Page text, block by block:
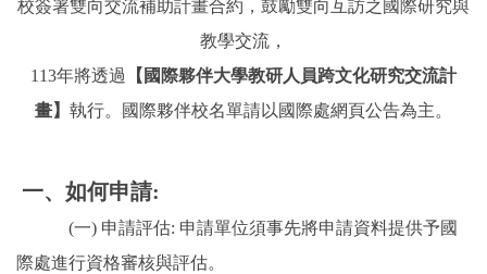
校簽署雙向交流補助計畫合約，鼓勵雙向互訪之國際研究與
教學交流，
113年將透過
【國際夥伴大學教研人員跨文化研究交流計
畫】 執行。國際夥伴校名單請以國際處網頁公告為主。
一、如何申請:
(一) 申請評估: 申請單位須事先將申請資料提供予國
際處進行資格審核與評估。